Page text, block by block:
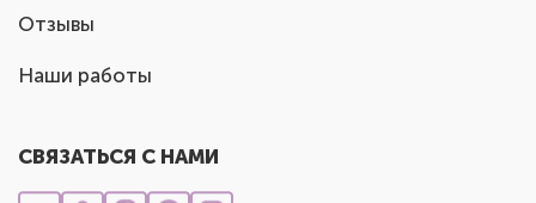
Отзывы
Наши работы
СВЯЗАТЬСЯ С НАМИ